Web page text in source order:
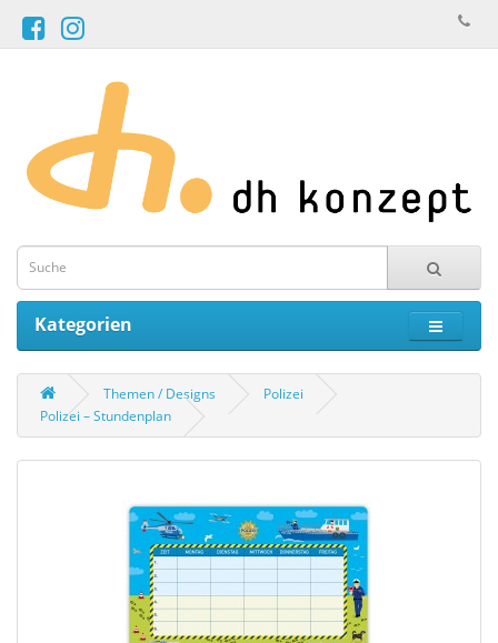
Kategorien
Themen / Designs
Polizei
Polizei – Stundenplan